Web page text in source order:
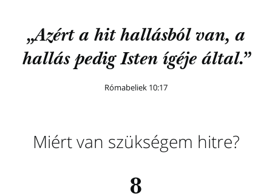
„Azért a hit hallásból van, a
hallás pedig Isten ígéje által.”
Rómabeliek 10:17
Miért van szükségem hitre?
8